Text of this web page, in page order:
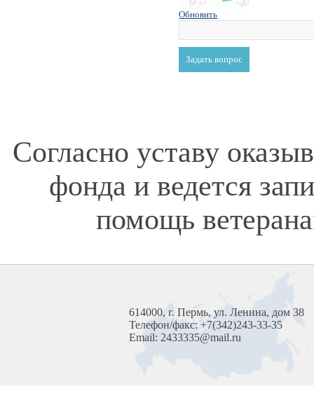
Обновить
Согласно уставу
фонда и ведется
помощь
614000, г. Пермь, ул. Ленина, дом 38
Телефон/факс: +7(342)243-33-35
Email: 2433335@mail.ru